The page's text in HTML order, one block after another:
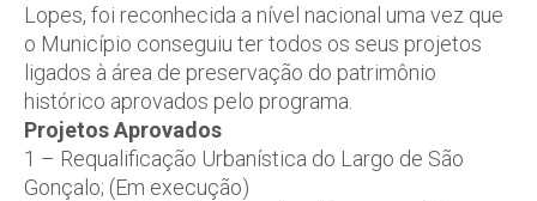
Lopes, foi reconhecida a nível nacional uma vez que
o Município conseguiu ter todos os seus projetos
ligados à área de preservação do patrimônio
histórico aprovados pelo programa.
Projetos Aprovados
1 – Requalificação Urbanística do Largo de São
Gonçalo; (Em execução)